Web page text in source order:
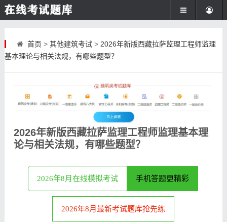
首页 > 其他建筑考试> 2026年新版西藏拉萨监理工程师监理
基本理论与相关法规，有哪些题型？
2026年新版西藏拉萨监理工程师监理基本理
论与相关法规，有哪些题型？
2026年8月在线模拟考试 手机答题更精彩
2026年8月最新考试题库抢先练